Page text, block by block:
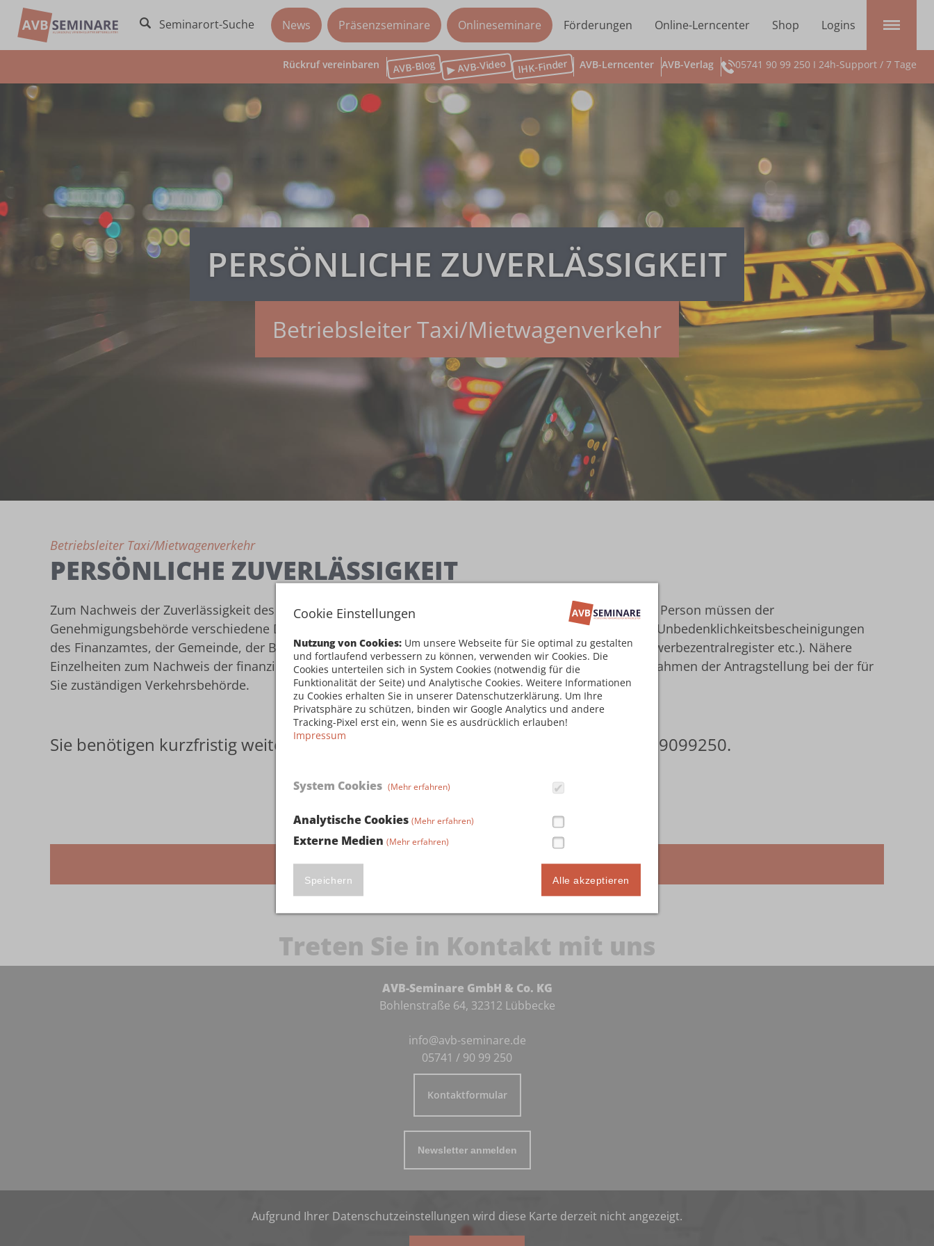
Cookie Einstellungen
Nutzung von Cookies: Um unsere Webseite für Sie optimal zu gestalten
und fortlaufend verbessern zu können, verwenden wir Cookies. Die
Cookies unterteilen sich in System Cookies (notwendig für die
Funktionalität der Seite) und Analytische Cookies. Weitere Informationen
zu Cookies erhalten Sie in unserer Datenschutzerklärung. Um Ihre
Privatsphäre zu schützen, binden wir Google Analytics und andere
Tracking-Pixel erst ein, wenn Sie es ausdrücklich erlauben!
Impressum
System Cookies (Mehr erfahren)
Analytische Cookies (Mehr erfahren)
Externe Medien (Mehr erfahren)
Speichern Alle akzeptieren
Seminarort-Suche News Präsenzseminare Onlineseminare Förderungen Online-Lerncenter Shop Logins
Rückruf vereinbaren AVB-Blog ▶ AVB-Video IHK-Finder AVB-Lerncenter AVB-Verlag 05741 90 99 250 I 24h-Support / 7 Tage
PERSÖNLICHE ZUVERLÄSSIGKEIT
Betriebsleiter Taxi/Mietwagenverkehr
Betriebsleiter Taxi/Mietwagenverkehr
PERSÖNLICHE ZUVERLÄSSIGKEIT
Zum Nachweis der Zuverlässigkeit des Unternehmers und der ggf. zur Führung der Geschäfte bestellten Person müssen der
Genehmigungsbehörde verschiedene Dokumente vorlegen werden (u.a. polizeiliches Führungszeugnis, Unbedenklichkeitsbescheinigungen
des Finanzamtes, der Gemeinde, der Berufsgenossenschaft und der Krankenkasse, Auszug aus dem Gewerbezentralregister etc.). Nähere
Einzelheiten zum Nachweis der finanziellen Leistungsfähigkeit und der Zuverlässigkeit erfahren Sie im Rahmen der Antragstellung bei der für
Sie zuständigen Verkehrsbehörde.
Sie benötigen kurzfristig weitere Informationen? Rufen Sie uns an unter 05741 9099250.
Treten Sie in Kontakt mit uns
AVB-Seminare GmbH & Co. KG
Bohlenstraße 64, 32312 Lübbecke
info@avb-seminare.de
05741 / 90 99 250
Kontaktformular
Newsletter anmelden
Aufgrund Ihrer Datenschutzeinstellungen wird diese Karte derzeit nicht angezeigt.